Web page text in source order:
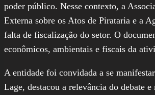
poder público. Nesse contexto, a
Externa sobre os Atos de Pirataria e a
falta de fiscalização do setor. O
econômicos, ambientais e fiscais da
A entidade foi convidada a se
Lage, destacou a relevância do debate